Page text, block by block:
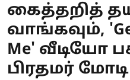
கைத்தறித்
வாங்கவும்,
Me' வீடியோ
பிரதமர்